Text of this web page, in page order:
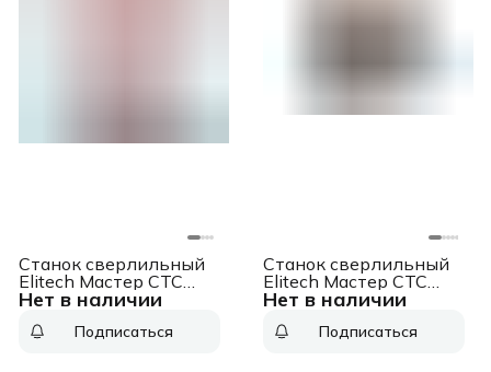
Нет в наличии
Станок сверлильный
Elitech Мастер СТС
6030ВПЛ 600W
Подписаться
Нет в наличии
Станок сверлильный
Elitech Мастер СТС
3520ПЛ 350W
Подписаться